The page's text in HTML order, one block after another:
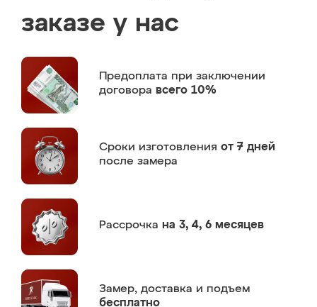
заказе у нас
Предоплата при заключении
договора всего 10%
Сроки изготовления от 7 дней
после замера
Рассрочка на 3, 4, 6 месяцев
Замер, доставка и подъем
бесплатно